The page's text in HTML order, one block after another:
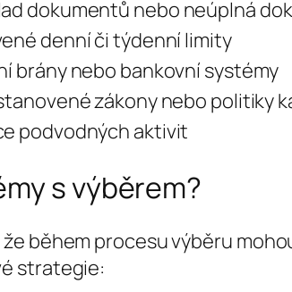
dokumentů nebo neúplná
denní či týdenní limity
brány nebo bankovní systémy
zákony nebo politiky
podvodných aktivit
s výběrem?
během procesu výběru
strategie: